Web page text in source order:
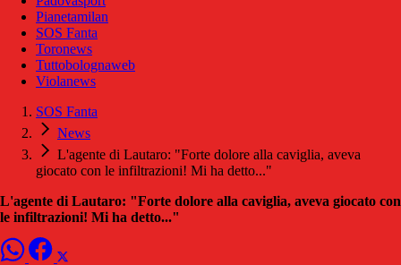
Pianetamilan
SOS Fanta
Toronews
Tuttobolognaweb
Violanews
SOS Fanta
News
L'agente di Lautaro: "Forte dolore alla caviglia, aveva
giocato con le infiltrazioni! Mi ha detto..."
L'agente di Lautaro: "Forte dolore alla caviglia, aveva giocato con
le infiltrazioni! Mi ha detto..."